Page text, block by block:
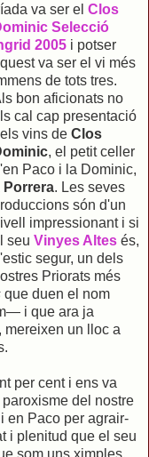
va ser el Clos
Selecció
2005 i potser
va ser el vi més
de tots tres.
bon aficionats no
cal cap presentació
vins de Clos
, el petit celler
Paco i la Dominic,
Porrera. Les seves
són d'un
impressionant i si
seu Vinyes Altes és,
segur, un dels
Priorats més
que duen el nom
i que ara ja
mereixen un lloc a
per cent i ens va
del nostre
en Paco per agrair-
i plenitud que el seu
som uns ximples,